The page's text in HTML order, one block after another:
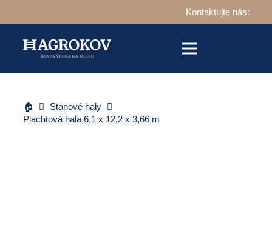
Kontaktujte nás:
🏠
Stanové haly
Plachtová hala 6,1 x 12,2 x 3,66 m